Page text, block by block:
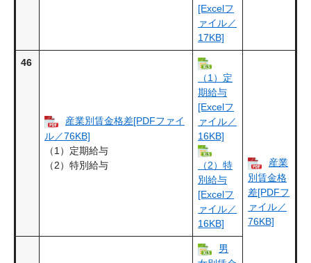
[Excelフ
ァイル／
17KB]
46
産業別賃金格差[PDFファイ
ル／76KB]
（1）定期給与
（2）特別給与
（1）定
期給与
[Excelフ
ァイル／
16KB]
（2）特
別給与
[Excelフ
ァイル／
16KB]
産業
別賃金格
差[PDFフ
ァイル／
76KB]
男